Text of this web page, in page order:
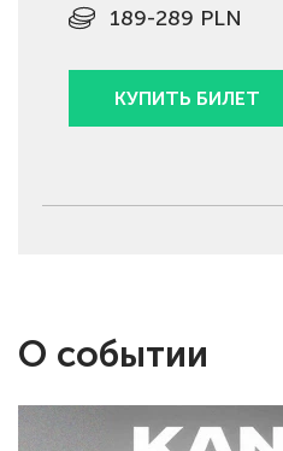
189-289 PLN
КУПИТЬ БИЛЕТ
О событии